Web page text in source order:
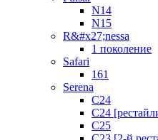
N14
N15
R&#x27;nessa
1 поколение
Safari
161
Serena
C24
C24
C25